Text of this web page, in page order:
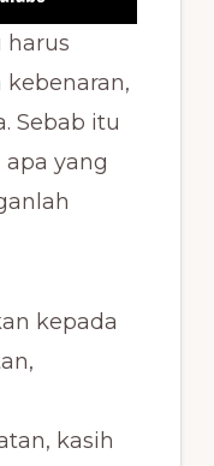
harus
Sebab itu
yang
kepada
kasih